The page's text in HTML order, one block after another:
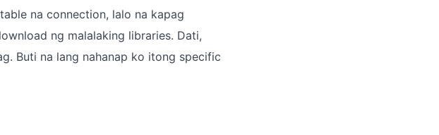
na connection, lalo na kapag
ng malalaking libraries. Dati,
Buti na lang nahanap ko itong specific